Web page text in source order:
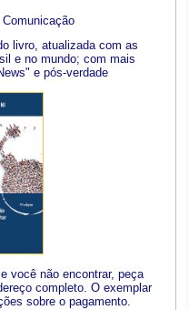
livro, atualizada com as
e no mundo; com mais
e pós-verdade
você não encontrar, peça
completo. O exemplar
sobre o pagamento.